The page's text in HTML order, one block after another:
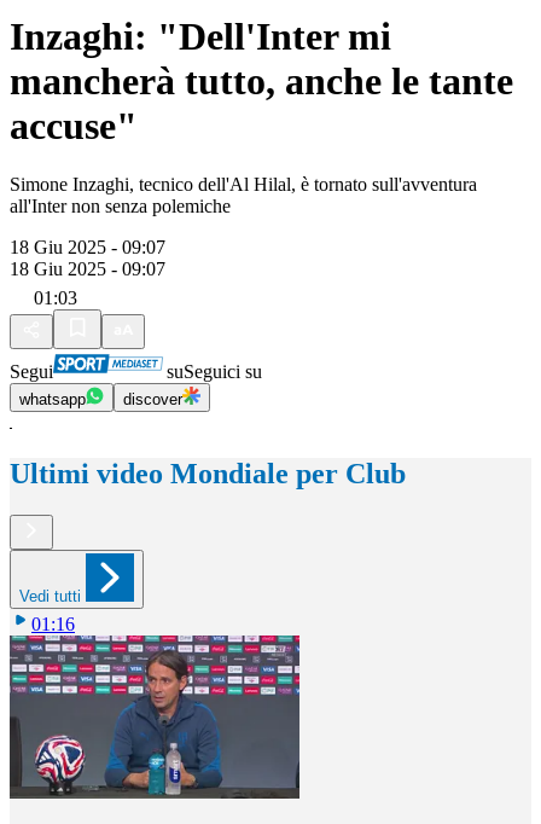
Inzaghi: "Dell'Inter mi
mancherà tutto, anche le tante
accuse"
Simone Inzaghi, tecnico dell'Al Hilal, è tornato sull'avventura
all'Inter non senza polemiche
18 Giu 2025 - 09:07
18 Giu 2025 - 09:07
01:03
Segui suSeguici su
whatsapp discover
Ultimi video Mondiale per Club
Vedi tutti
01:16